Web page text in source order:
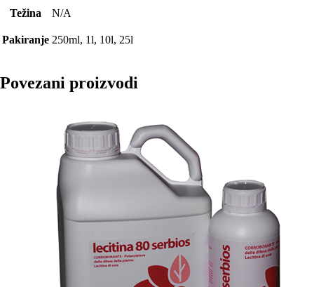
Težina N/A
Pakiranje 250ml, 1l, 10l, 25l
Povezani proizvodi